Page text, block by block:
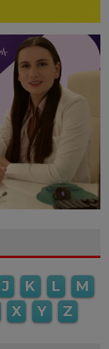
J K L
M
X Y Z